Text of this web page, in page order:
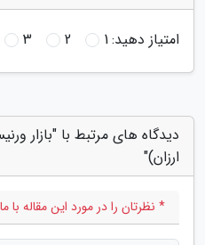
امتیاز دهید:1
2
3
دیدگاه های مرتبط با "بازار
ارزان)"
* نظرتان را در مورد این مقاله با